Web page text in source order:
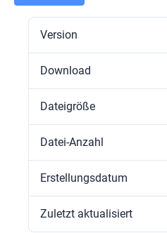
Version
Download
Dateigröße
Datei-Anzahl
Erstellungsdatum
Zuletzt aktualisiert